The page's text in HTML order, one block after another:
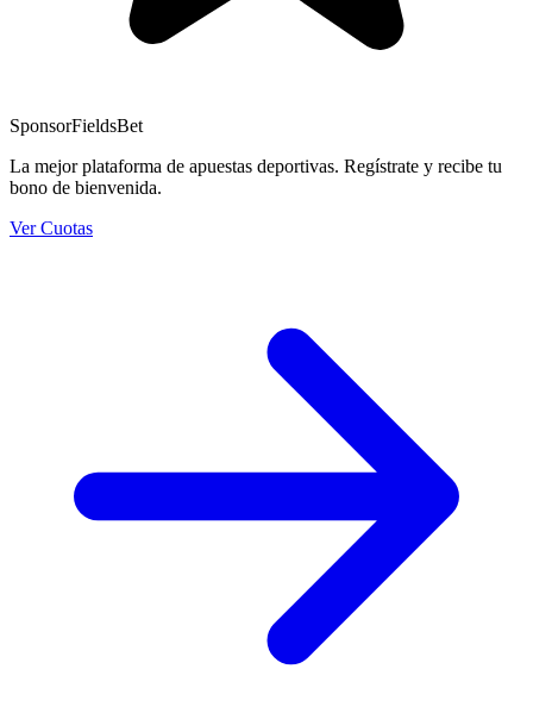
SponsorFieldsBet
La mejor plataforma de apuestas deportivas. Regístrate y recibe tu
bono de bienvenida.
Ver Cuotas